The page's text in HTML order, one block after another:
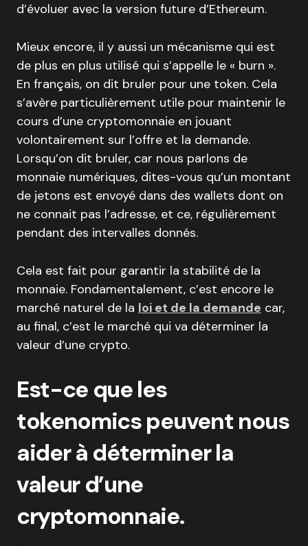
d’évoluer avec la version future d’Ethereum.
Mieux encore, il y aussi un mécanisme qui est
de plus en plus utilisé qui s’appelle le « burn ».
En français, on dit bruler pour une token. Cela
s’avère particulièrement utile pour maintenir le
cours d’une cryptomonnaie en jouant
volontairement sur l’offre et la demande.
Lorsqu’on dit bruler, car nous parlons de
monnaie numériques, dites-vous qu’un montant
de jetons est envoyé dans des wallets dont on
ne connait pas l’adresse, et ce, régulièrement
pendant des intervalles donnés. ‍
Cela est fait pour garantir la stabilité de la
monnaie. Fondamentalement, c’est encore le
marché naturel de la loi et de la demande car,
au final, c’est le marché qui va déterminer la
valeur d’une crypto.
Est-ce que les
tokenomics peuvent nous
aider à déterminer la
valeur d’une
cryptomonnaie.